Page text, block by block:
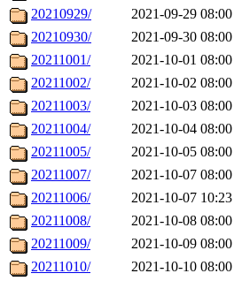
20210929/
2021-09-29 08:00
20210930/
2021-09-30 08:00
20211001/
2021-10-01 08:00
20211002/
2021-10-02 08:00
20211003/
2021-10-03 08:00
20211004/
2021-10-04 08:00
20211005/
2021-10-05 08:00
20211007/
2021-10-07 08:00
20211006/
2021-10-07 10:23
20211008/
2021-10-08 08:00
20211009/
2021-10-09 08:00
20211010/
2021-10-10 08:00